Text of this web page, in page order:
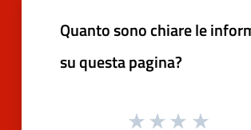
Quanto sono chiare le
su questa pagina?